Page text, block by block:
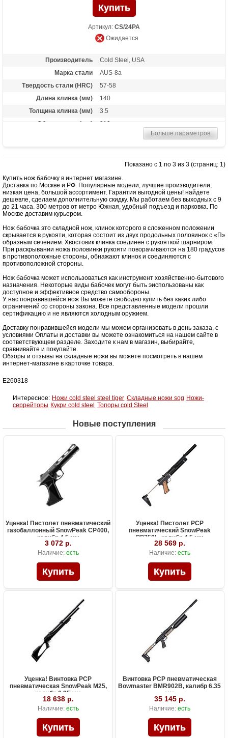
Артикул: CS/24PA
Ожидается
Производитель
Cold Steel, USA
Марка стали
AUS-8a
Твердость стали (HRC)
57-58
Длина клинка (мм)
140
Толщина клинка (мм)
3.5
Общая длина (мм)
310
Вес (гр)
215
Больше параметров
Показано с 1 по 3 из 3 (страниц: 1)
Купить нож бабочку в интернет магазине.
Доставка по Москве и РФ. Популярные модели, лучшие производители,
низкая цена, большой ассортимент. Гарантия выгодной цены! найдете
дешевле, сделаем дополнительную скидку. Мы работаем без выходных с 9
до 21 часа. 300 метров от метро Южная, удобный подъезд и парковка. По
Москве доставим курьером.
Нож бабочка это складной нож, клинок которого в сложенном положении
скрывается в рукояти, которая состоит из двух продольных половинок с «П»
образным сечением. Хвостовик клинка соединен с рукояткой шарниром.
При раскрывании ножа половинки рукояти поворачиваются на 180 градусов
в противоположные стороны, обнажают клинок и соединяются с
противоположной стороны.
Нож бабочка может использоваться как инструмент хозяйственно-бытового
назначения. Некоторые виды бабочек могут быть эиспользованы как
доступное и эффективное средство самообороны.
У нас понравившейся нож Вы можете свободно купить без каких либо
ограничений со стороны закона. Все представленные модели прошли
сертификацию и не являются холодным оружием.
Доставку понравившейся модели мы можем организовать в день заказа, с
условиями Оплаты и доставки вы можете ознакомиться на нашем сайте в
соответствующем разделе. Заходите к нам в магазин, выбирайте,
сравнивайте и покупайте.
Обзоры и отзывы на складные ножи вы можете посмотреть в нашем
интернет-магазине в карточке товара.
Е260318
Интересное: Ножи cold steel steel tiger Складные ножи sog Ножи-
серрейторы Кукри cold steel Топоры cold Steel
Новые поступления
Уценка! Пистолет пневматический
газобаллонный SnowPeak CP400,
калибр 4.5 мм
3 072 р.
Наличие: есть
Уценка! Пистолет PCP
пневматический SnowPeak
PP750L, калибр 4.5 мм
28 569 р.
Наличие: есть
Уценка! Винтовка PCP
пневматическая SnowPeak M25,
калибр 6.35 мм
18 638 р.
Наличие: есть
Винтовка PCP пневматическая
Bowmaster BMR902B, калибр 6.35
мм
35 145 р.
Наличие: есть